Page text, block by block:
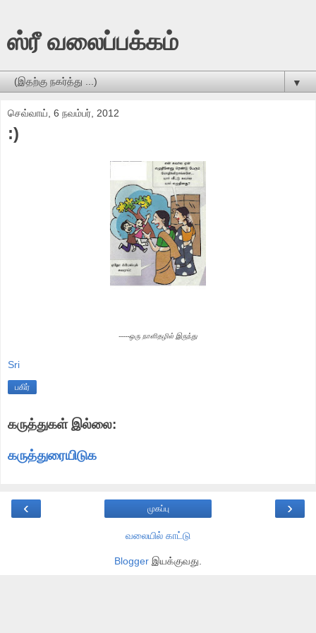
ஸ்ரீ வலைப்பக்கம்
▼
செவ்வாய், 6 நவம்பர், 2012
:)
-----ஒரு நாளிதழில் இருந்து
Sri
பகிர்
கருத்துகள் இல்லை:
கருத்துரையிடுக
‹ ›
முகப்பு
வலையில் காட்டு
Blogger இயக்குவது.